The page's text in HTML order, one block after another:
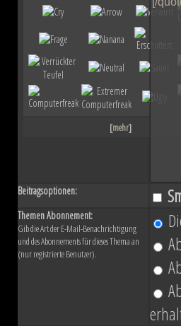
ihn mit der
Eindruck einer
sichert sich
Vernichtung aller
Schlacht von
nun in weiter
fallen und
Planeten
[mehr]
Beitragsoptionen:
Themen Abonnement:
Gib die Art der E-Mail-Benachrichtigung
und des Abonnements für dieses Thema an
(nur registrierte Benutzer).